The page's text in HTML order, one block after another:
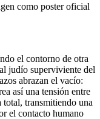
como poster oficial
el contorno de otra
judío superviviente del
abrazan el vacío:
así una tensión entre
total, transmitiendo una
el contacto humano